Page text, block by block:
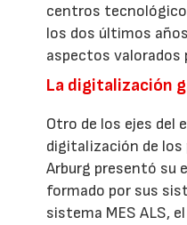
centros
los dos últimos
aspectos
La digitalización
Otro de los ejes del
digitalización de
Arburg presentó su
formado por sus
sistema MES ALS,